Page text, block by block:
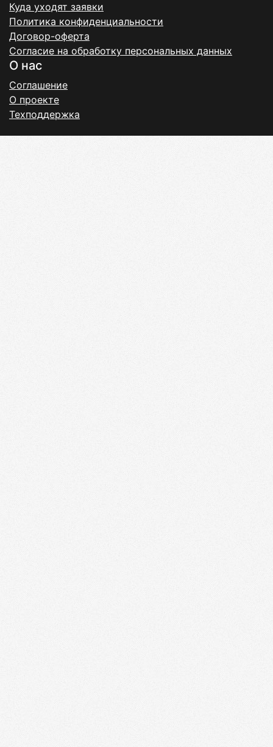
Куда уходят заявки
Политика конфиденциальности
Договор-оферта
Согласие на обработку персональных данных
О нас
Соглашение
О проекте
Техподдержка